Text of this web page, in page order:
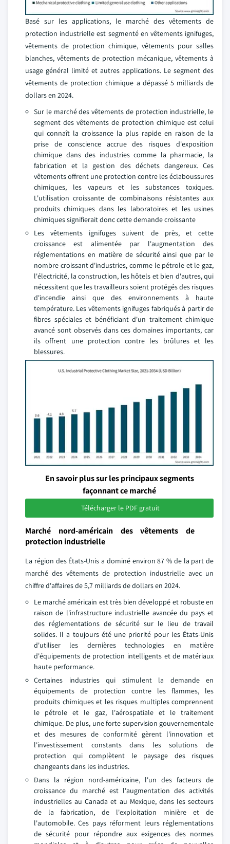
Basé sur les applications, le marché des vêtements de
protection industrielle est segmenté en vêtements ignifuges,
vêtements de protection chimique, vêtements pour salles
blanches, vêtements de protection mécanique, vêtements à
usage général limité et autres applications. Le segment des
vêtements de protection chimique a dépassé 5 milliards de
dollars en 2024.
Sur le marché des vêtements de protection industrielle, le
segment des vêtements de protection chimique est celui
qui connaît la croissance la plus rapide en raison de la
prise de conscience accrue des risques d'exposition
chimique dans des industries comme la pharmacie, la
fabrication et la gestion des déchets dangereux. Ces
vêtements offrent une protection contre les éclaboussures
chimiques, les vapeurs et les substances toxiques.
L'utilisation croissante de combinaisons résistantes aux
produits chimiques dans les laboratoires et les usines
chimiques signifierait donc cette demande croissante
Les vêtements ignifuges suivent de près, et cette
croissance est alimentée par l'augmentation des
réglementations en matière de sécurité ainsi que par le
nombre croissant d'industries, comme le pétrole et le gaz,
l'électricité, la construction, les hôtels et bien d'autres, qui
nécessitent que les travailleurs soient protégés des risques
d'incendie ainsi que des environnements à haute
température. Les vêtements ignifuges fabriqués à partir de
fibres spéciales et bénéficiant d'un traitement chimique
avancé sont observés dans ces domaines importants, car
ils offrent une protection contre les brûlures et les
blessures.
En savoir plus sur les principaux segments
façonnant ce marché
Télécharger le PDF gratuit
Marché nord-américain des vêtements de
protection industrielle
La région des États-Unis a dominé environ 87 % de la part de
marché des vêtements de protection industrielle avec un
chiffre d'affaires de 5,7 milliards de dollars en 2024.
Le marché américain est très bien développé et robuste en
raison de l'infrastructure industrielle avancée du pays et
des réglementations de sécurité sur le lieu de travail
solides. Il a toujours été une priorité pour les États-Unis
d'utiliser les dernières technologies en matière
d'équipements de protection intelligents et de matériaux
haute performance.
Certaines industries qui stimulent la demande en
équipements de protection contre les flammes, les
produits chimiques et les risques multiples comprennent
le pétrole et le gaz, l'aérospatiale et le traitement
chimique. De plus, une forte supervision gouvernementale
et des mesures de conformité gèrent l'innovation et
l'investissement constants dans les solutions de
protection qui complètent le paysage des risques
changeants dans les industries.
Dans la région nord-américaine, l'un des facteurs de
croissance du marché est l'augmentation des activités
industrielles au Canada et au Mexique, dans les secteurs
de la fabrication, de l'exploitation minière et de
l'automobile. Ces pays réforment leurs réglementations
de sécurité pour répondre aux exigences des normes